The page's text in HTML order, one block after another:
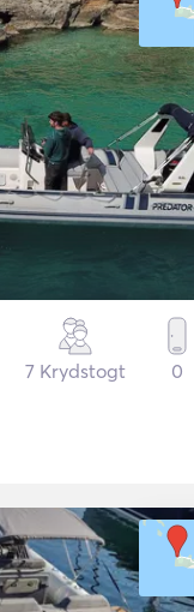
7 Krydstogt 0